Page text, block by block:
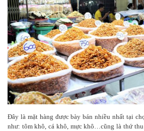
Đây là mặt hàng được bày bán nhiều nhất tại
như: tôm khô, cá khô, mực khô…cũng là thứ